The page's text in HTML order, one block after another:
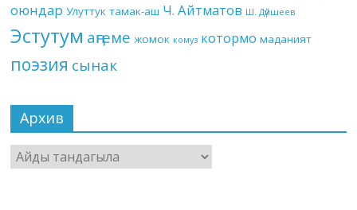
оюндар Улуттук тамак-аш Ч. Айтматов Ш. Дүйшеев
Эстутум аңгеме жомок комуз котормо маданият
поэзия сынак
Архив
Архив